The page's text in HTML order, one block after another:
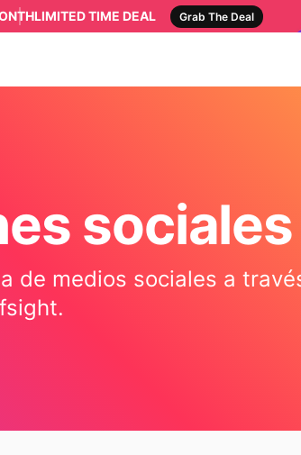
LIMITED TIME DEAL Grab The Deal
sociales
de medios sociales a